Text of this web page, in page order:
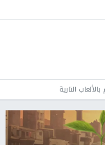
النارية